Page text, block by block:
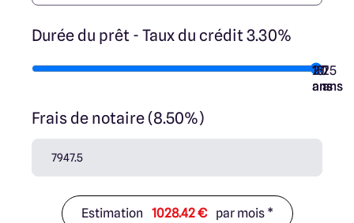
Durée du prêt - Taux du crédit 3.30%
7
ans
10
ans
15
ans
20
ans
25
ans
Frais de notaire (8.50%)
Estimation 1028.42 € par mois *